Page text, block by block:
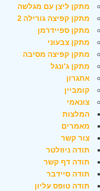
מתקן ליצן עם מגלשה
מתקן קפיצה גורילה 2
מתקן ספיידרמן
מתקן צבעוני
מתקן קפיצה מסיבה
מתקן ג'ונגל
אתגרון
קומביין
צונאמי
המלצות
מאמרים
צור קשר
תודה ניוזלטר
תודה דף קשר
תודה סיידבר
תודה טופס עליון